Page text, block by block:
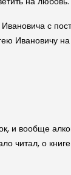
с
Ивановичу
и вообще
читал, о